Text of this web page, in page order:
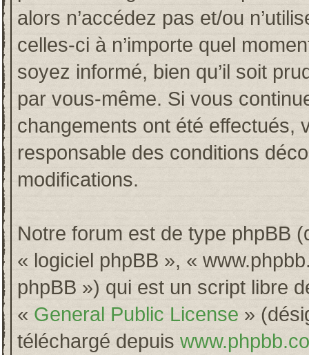
alors n’accédez pas et/ou
celles-ci à n’importe quel
soyez informé, bien qu’il soit
par vous-même. Si vous
changements ont été effectués,
responsable des conditions
modifications.
Notre forum est de type phpBB
« logiciel phpBB », «
phpBB ») qui est un script libre
« General Public License »
téléchargé depuis